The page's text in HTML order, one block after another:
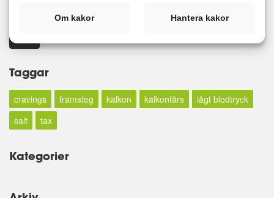
Taggar
cravings framsteg kalkon kalkonfärs
lågt blodtryck
salt
tax
Kategorier
Om kakor Hantera kakor